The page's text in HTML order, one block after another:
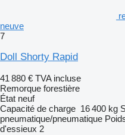
neuve
7
Doll Shorty Rapid
41 880 € TVA incluse
Remorque forestière
État neuf
Capacité de charge 16 400 kg
pneumatique/pneumatique
d'essieux 2